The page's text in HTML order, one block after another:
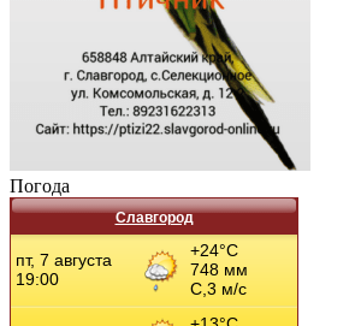
Погода
Славгород